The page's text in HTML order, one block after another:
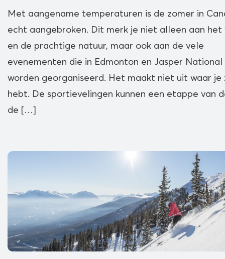
Met aangename temperaturen is de zomer in
echt aangebroken. Dit merk je niet alleen aan het
en de prachtige natuur, maar ook aan de vele
evenementen die in Edmonton en Jasper National
worden georganiseerd. Het maakt niet uit waar je
hebt. De sportievelingen kunnen een etappe van
de […]